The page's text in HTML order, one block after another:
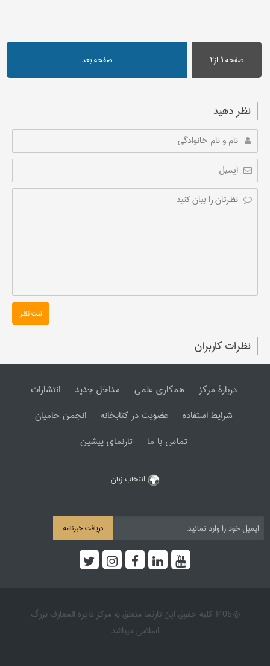
صفحه۱ از۲ صفحه بعد
نظر دهید
ثبت نظر
نظرات کاربران
دربارۀ مرکز همکاری علمی مداخل جدید
انتشارات
شرایط استفاده
عضویت در کتابخانه
انجمن حامیان
تماس با ما
تارنمای پیشین
انتخاب زبان
دریافت خبرنامه
© 1405 کلیه حقوق این تارنما متعلق به مرکز دایره المعارف بزرگ
اسلامی میباشد